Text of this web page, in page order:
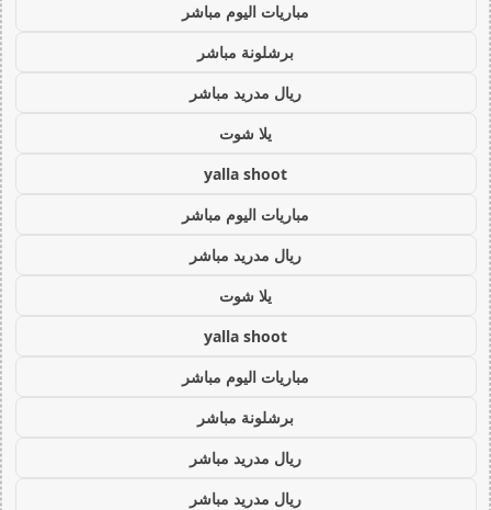
مباريات اليوم مباشر
برشلونة مباشر
ريال مدريد مباشر
يلا شوت
yalla shoot
مباريات اليوم مباشر
ريال مدريد مباشر
يلا شوت
yalla shoot
مباريات اليوم مباشر
برشلونة مباشر
ريال مدريد مباشر
ريال مدريد مباشر